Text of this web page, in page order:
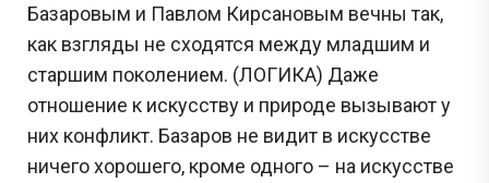
Базаровым и Павлом Кирсановым вечны так,
как взгляды не сходятся между младшим и
старшим поколением. (ЛОГИКА) Даже
отношение к искусству и природе вызывают у
них конфликт. Базаров не видит в искусстве
ничего хорошего, кроме одного – на искусстве